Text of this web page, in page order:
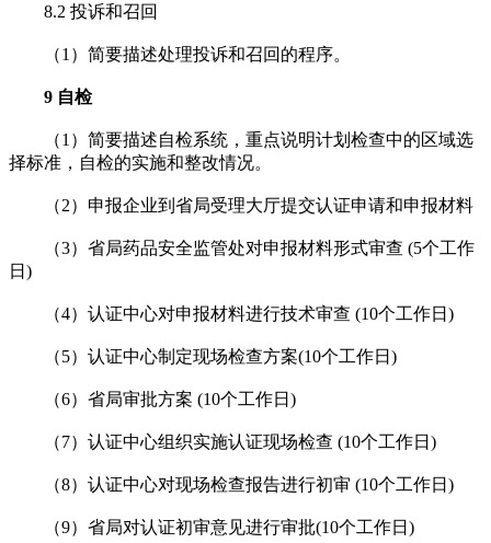
8.2 投诉和召回
（1）简要描述处理投诉和召回的程序。
9 自检
（1）简要描述自检系统，重点说明计划检查中的区域选
择标准，自检的实施和整改情况。
（2）申报企业到省局受理大厅提交认证申请和申报材料
（3）省局药品安全监管处对申报材料形式审查 (5个工作
日)
（4）认证中心对申报材料进行技术审查 (10个工作日)
（5）认证中心制定现场检查方案(10个工作日)
（6）省局审批方案 (10个工作日)
（7）认证中心组织实施认证现场检查 (10个工作日)
（8）认证中心对现场检查报告进行初审 (10个工作日)
（9）省局对认证初审意见进行审批(10个工作日)